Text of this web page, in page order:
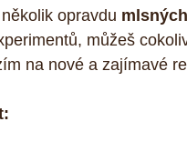
Zdravá strava
opravdu
můžeš
na nové a zajímavé